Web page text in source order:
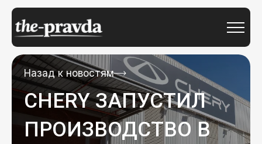
Назад к новостям
CHERY ЗАПУСТИЛ
ПРОИЗВОДСТВО В